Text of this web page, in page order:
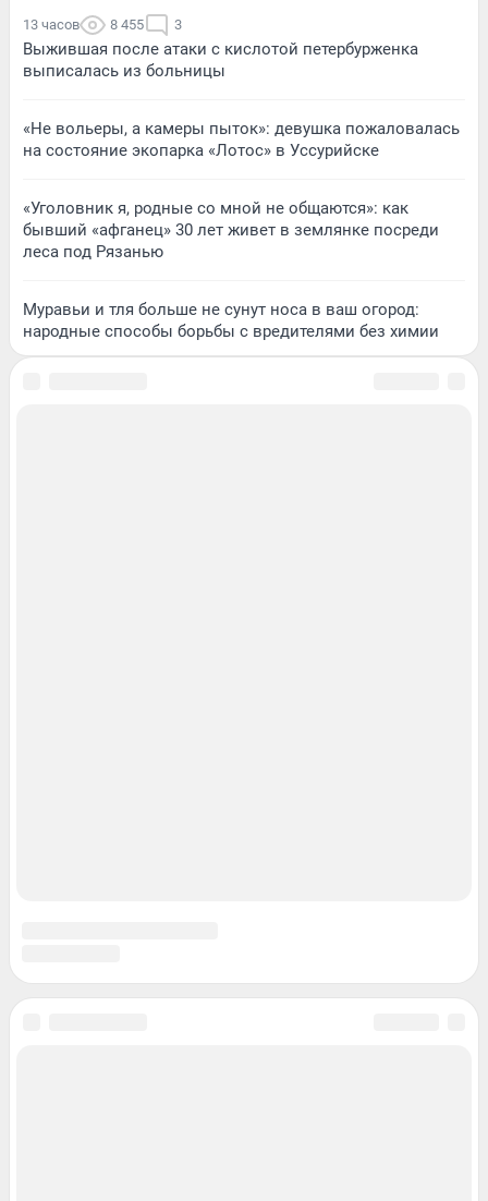
13 часов 8 455 3
Выжившая после атаки с кислотой петербурженка
выписалась из больницы
«Не вольеры, а камеры пыток»: девушка пожаловалась
на состояние экопарка «Лотос» в Уссурийске
«Уголовник я, родные со мной не общаются»: как
бывший «афганец» 30 лет живет в землянке посреди
леса под Рязанью
Муравьи и тля больше не сунут носа в ваш огород:
народные способы борьбы с вредителями без химии